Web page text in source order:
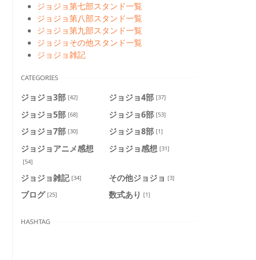
ジョジョ第七部スタンド一覧
ジョジョ第八部スタンド一覧
ジョジョ第九部スタンド一覧
ジョジョその他スタンド一覧
ジョジョ雑記
CATEGORIES
ジョジョ3部 [42] ジョジョ4部 [37]
ジョジョ5部 [68] ジョジョ6部 [53]
ジョジョ7部 [30] ジョジョ8部 [1]
ジョジョアニメ感想
[54]
ジョジョ感想 [31]
ジョジョ雑記 [34] その他ジョジョ [3]
ブログ [25] 数式あり [1]
HASHTAG